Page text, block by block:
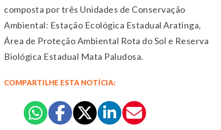
composta por três Unidades de Conservação
Ambiental: Estação Ecológica Estadual Aratinga,
Área de Proteção Ambiental Rota do Sol e Reserva
Biológica Estadual Mata Paludosa.
COMPARTILHE ESTA NOTÍCIA: